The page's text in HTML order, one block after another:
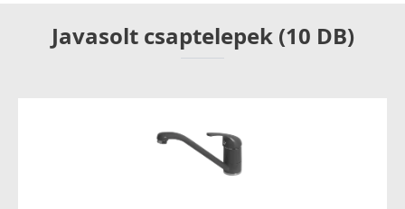
Javasolt csaptelepek (10 DB)